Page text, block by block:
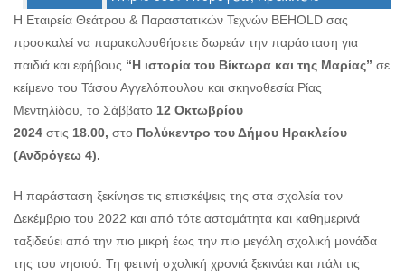
ΤΟΠΟΣ
ΜΑΣ
ΔΗΜΟΣ
ΠΟΛΙΤΙΣΜΟΣ
ΠΟΛΗ
Η Εταιρεία Θεάτρου & Παραστατικών Τεχνών BEHOLD σας
προσκαλεί να παρακολουθήσετε δωρεάν την παράσταση για
παιδιά και εφήβους “Η ιστορία του Βίκτωρα και της Μαρίας” σε
κείμενο του Τάσου Αγγελόπουλου και σκηνοθεσία Ρίας
Μεντηλίδου, το Σάββατο 12 Οκτωβρίου
2024 στις 18.00, στο Πολύκεντρο του Δήμου Ηρακλείου
(Ανδρόγεω 4).
Η παράσταση ξεκίνησε τις επισκέψεις της στα σχολεία τον
Δεκέμβριο του 2022 και από τότε ασταμάτητα και καθημερινά
ταξιδεύει από την πιο μικρή έως την πιο μεγάλη σχολική μονάδα
της του νησιού. Τη φετινή σχολική χρονιά ξεκινάει και πάλι τις